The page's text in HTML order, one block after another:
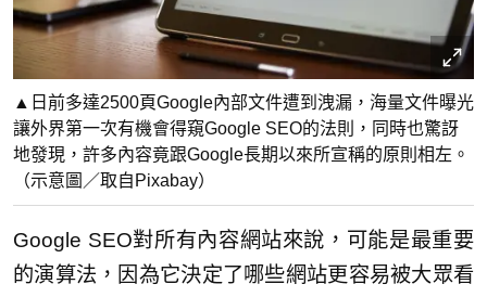
▲日前多達2500頁Google內部文件遭到洩漏，海量文件曝光
讓外界第一次有機會得窺Google SEO的法則，同時也驚訝
地發現，許多內容竟跟Google長期以來所宣稱的原則相左。
（示意圖／取自Pixabay）
Google SEO對所有內容網站來說，可能是最重要
的演算法，因為它決定了哪些網站更容易被大眾看